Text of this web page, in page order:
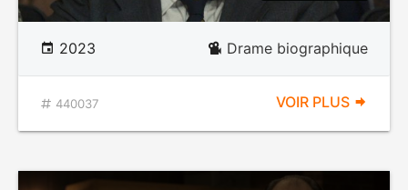
2023 Drame biographique
440037 VOIR PLUS